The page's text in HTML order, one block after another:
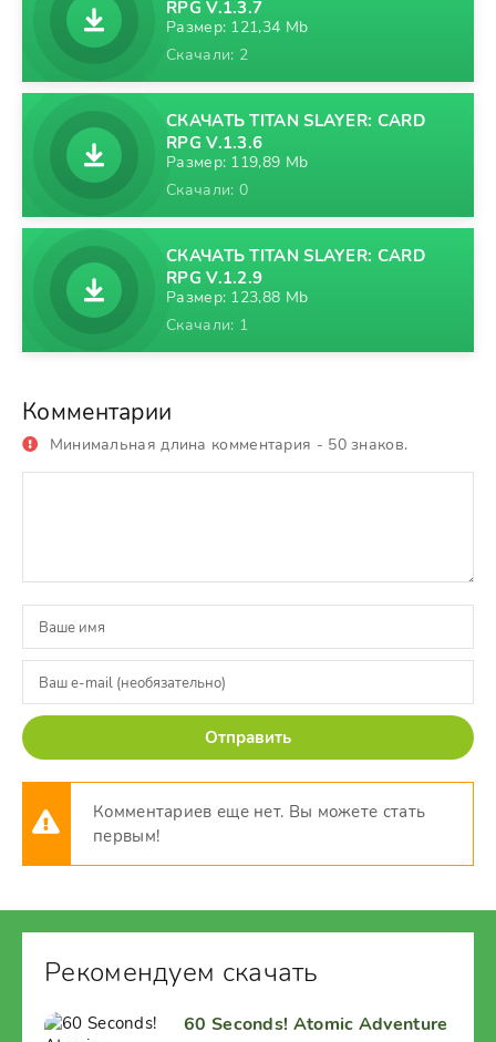
RPG V.1.3.7
Размер: 121,34 Mb
Скачали: 2
СКАЧАТЬ TITAN SLAYER: CARD
RPG V.1.3.6
Размер: 119,89 Mb
Скачали: 0
СКАЧАТЬ TITAN SLAYER: CARD
RPG V.1.2.9
Размер: 123,88 Mb
Скачали: 1
Комментарии
Минимальная длина комментария - 50 знаков.
Отправить
Комментариев еще нет. Вы можете стать
первым!
Рекомендуем скачать
60 Seconds! Atomic Adventure